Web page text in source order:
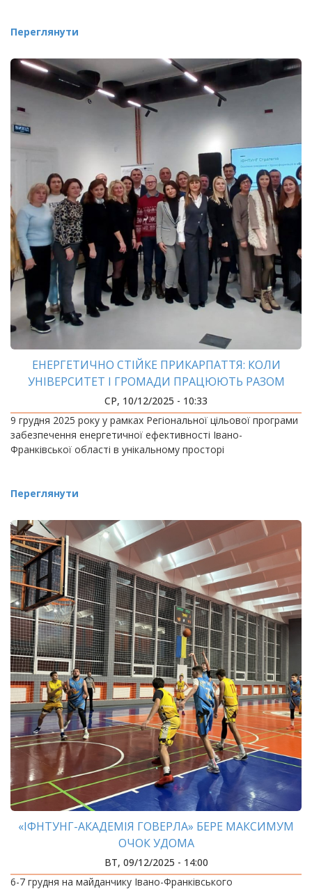
Переглянути
ЕНЕРГЕТИЧНО СТІЙКЕ ПРИКАРПАТТЯ: КОЛИ
УНІВЕРСИТЕТ І ГРОМАДИ ПРАЦЮЮТЬ РАЗОМ
СР, 10/12/2025 - 10:33
9 грудня 2025 року у рамках Регіональної цільової програми
забезпечення енергетичної ефективності Івано-
Франківської області в унікальному просторі
Переглянути
«ІФНТУНГ-АКАДЕМІЯ ГОВЕРЛА» БЕРЕ МАКСИМУМ
ОЧОК УДОМА
ВТ, 09/12/2025 - 14:00
6-7 грудня на майданчику Івано-Франківського